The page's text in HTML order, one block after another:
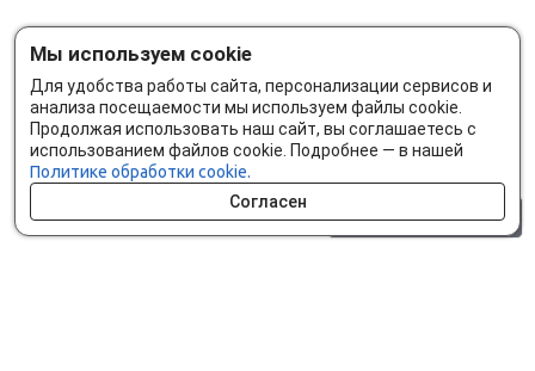
Мы используем cookie
Для удобства работы сайта, персонализации сервисов и
анализа посещаемости мы используем файлы cookie.
Продолжая использовать наш сайт, вы соглашаетесь с
использованием файлов cookie. Подробнее — в нашей
Политике обработки cookie.
Согласен